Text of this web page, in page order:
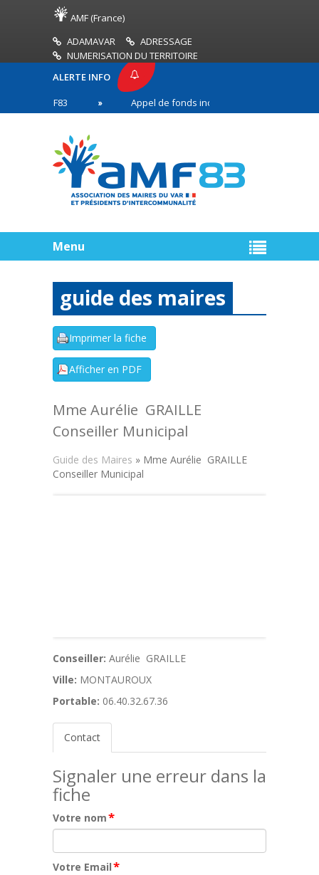
AMF (France)
ADAMAVAR
ADRESSAGE
NUMERISATION DU TERRITOIRE
ALERTE INFO
Appel de fonds incendies de forêt
première ligne
Menu
guide des maires
Mme Aurélie GRAILLE
Conseiller Municipal
Guide des Maires » Mme Aurélie GRAILLE
Conseiller Municipal
Conseiller: Aurélie GRAILLE
Ville: MONTAUROUX
Portable: 06.40.32.67.36
Contact
Signaler une erreur dans la
fiche
Votre nom*
Votre Email*